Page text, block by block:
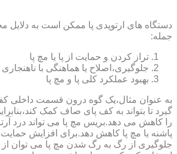
دستگاه های ارتوپدی پا ممکن است به دلایل
جمله:
تراز کردن و حمایت از پا یا مچ پا
جلوگیری،اصلاح یا هماهنگی با ناهنجاری
بهبود عملکرد کلی پا و مچ پا
به عنوان مثال،یک گوه درون قسمت داخلی
گیرد تا بتواند به کف پای صاف کمک
را کاهش می دهد.بریس مچ پا می تواند درد
پاشنه یا مچ پا کاهش دهد.برای افزایش
جلوگیری از رگ به رگ شدن مچ پا می توان